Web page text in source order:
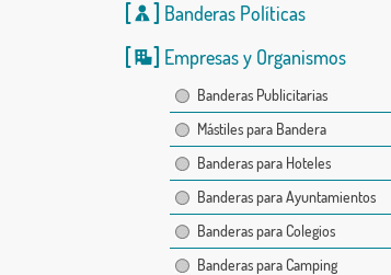
Banderas Políticas
Empresas y Organismos
Banderas Publicitarias
Mástiles para Bandera
Banderas para Hoteles
Banderas para Ayuntamientos
Banderas para Colegios
Banderas para Camping